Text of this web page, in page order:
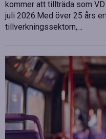
kommer att tillträda som
juli 2026.Med över 25 års
tillverkningssektorn,…